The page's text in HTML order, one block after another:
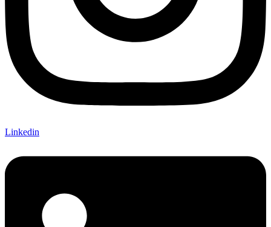
Linkedin